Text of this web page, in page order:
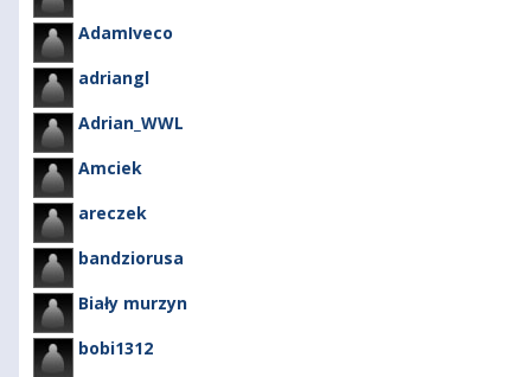
AdamIveco
adriangl
Adrian_WWL
Amciek
areczek
bandziorusa
Biały murzyn
bobi1312